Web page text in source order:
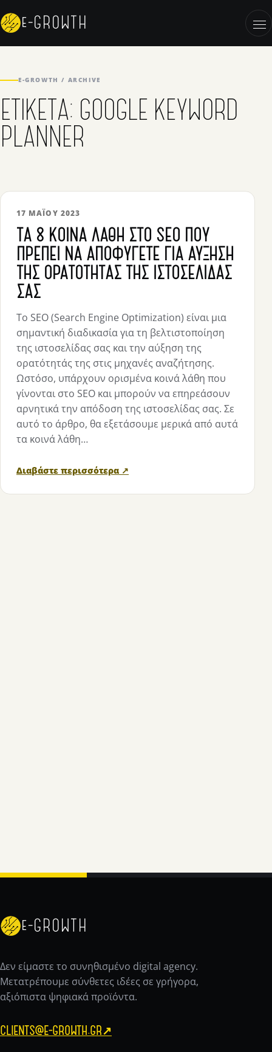
e-GROWTH
E-GROWTH / ARCHIVE
ΕΤΙΚΈΤΑ: GOOGLE KEYWORD
PLANNER
17 ΜΑΪ́ΟΥ 2023
ΤΑ 8 ΚΟΙΝΆ ΛΆΘΗ ΣΤΟ SEO ΠΟΥ
ΠΡΈΠΕΙ ΝΑ ΑΠΟΦΎΓΕΤΕ ΓΙΑ ΑΎΞΗΣΗ
ΤΗΣ ΟΡΑΤΌΤΗΤΑΣ ΤΗΣ ΙΣΤΟΣΕΛΊΔΑΣ
ΣΑΣ
Το SEO (Search Engine Optimization) είναι μια
σημαντική διαδικασία για τη βελτιστοποίηση
της ιστοσελίδας σας και την αύξηση της
ορατότητάς της στις μηχανές αναζήτησης.
Ωστόσο, υπάρχουν ορισμένα κοινά λάθη που
γίνονται στο SEO και μπορούν να επηρεάσουν
αρνητικά την απόδοση της ιστοσελίδας σας. Σε
αυτό το άρθρο, θα εξετάσουμε μερικά από αυτά
τα κοινά λάθη…
Διαβάστε περισσότερα ↗
e-GROWTH
Δεν είμαστε το συνηθισμένο digital agency.
Μετατρέπουμε σύνθετες ιδέες σε γρήγορα,
αξιόπιστα ψηφιακά προϊόντα.
CLIENTS@E-GROWTH.GR ↗